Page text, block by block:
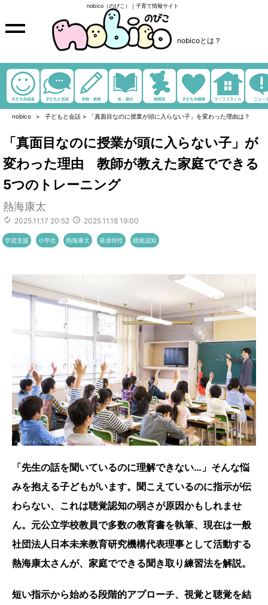
nobico（のびこ）｜子育て情報サイト
nobicoとは？
nobico 子どもと会話 > 「真面目なのに授業が頭に入らない子」を変わった理由は？
「真面目なのに授業が頭に入らない子」が
変わった理由 教師が教えた家庭でできる
5つのトレーニング
熱海康太
2025.11.17 20:52 2025.11.18 19:00
学習支援 小学生 熱海康太 発達特性 聴覚認知
「先生の話を聞いているのに理解できない…」そんな悩
みを抱える子どもがいます。聞こえているのに指示が伝
わらない、これは聴覚認知の弱さが原因かもしれませ
ん。元公立学校教員で多数の教育書を執筆、現在は一般
社団法人日本未来教育研究機構代表理事として活動する
熱海康太さんが、家庭でできる聞き取り練習法を解説。
短い指示から始める段階的アプローチ、視覚と聴覚を結